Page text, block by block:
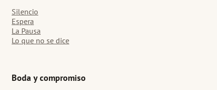
Silencio
Espera
La Pausa
Lo que no se dice
Boda y compromiso